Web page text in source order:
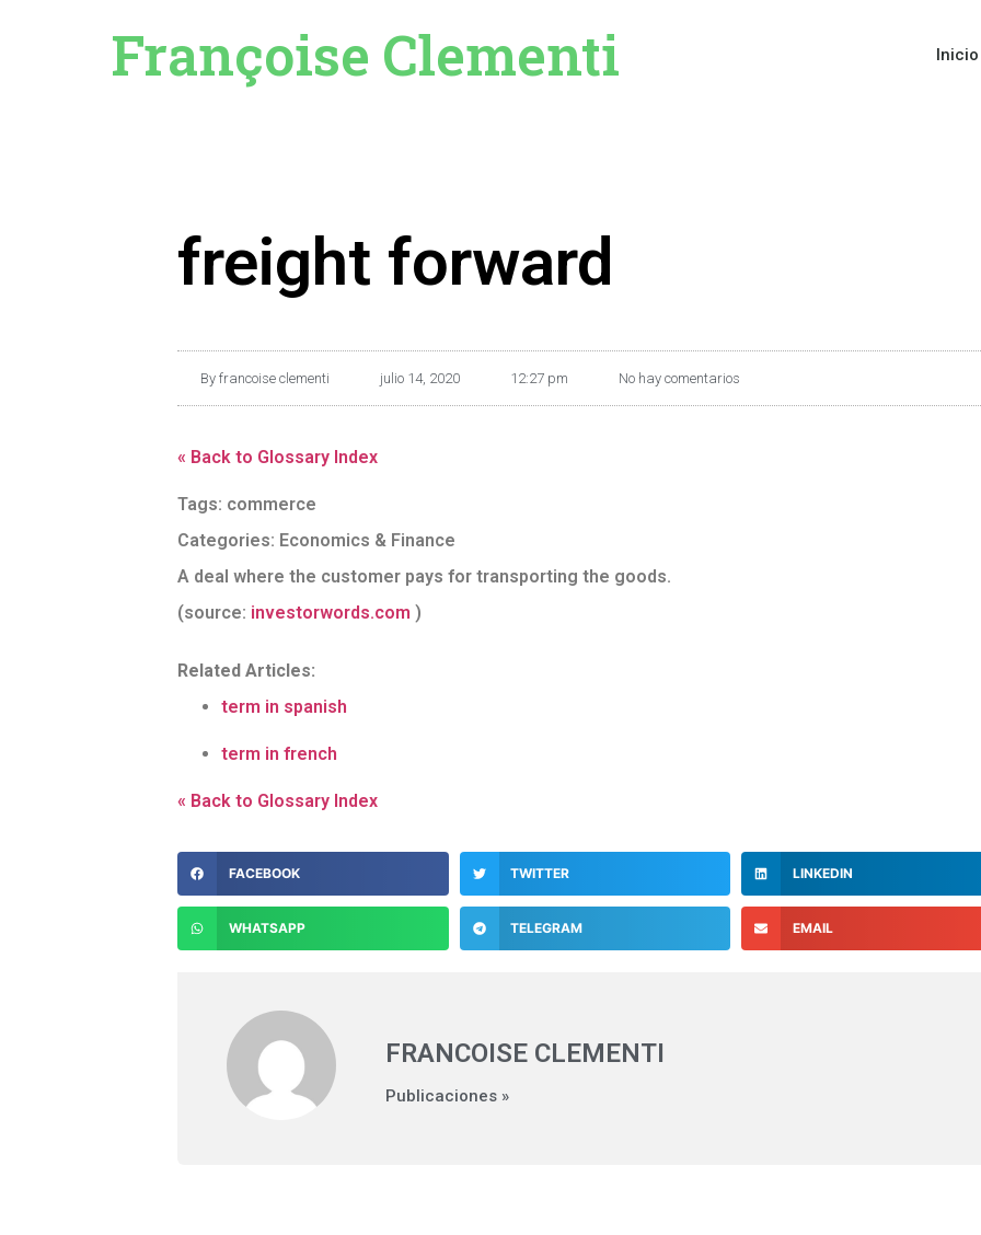
Françoise Clementi Inicio
freight forward
By francoise clementi julio 14, 2020 12:27 pm No hay comentarios
« Back to Glossary Index
Tags: commerce
Categories: Economics & Finance
A deal where the customer pays for transporting the goods.
(source: investorwords.com )
Related Articles:
term in spanish
term in french
« Back to Glossary Index
FACEBOOK TWITTER LINKEDIN
WHATSAPP TELEGRAM EMAIL
FRANCOISE CLEMENTI
Publicaciones »